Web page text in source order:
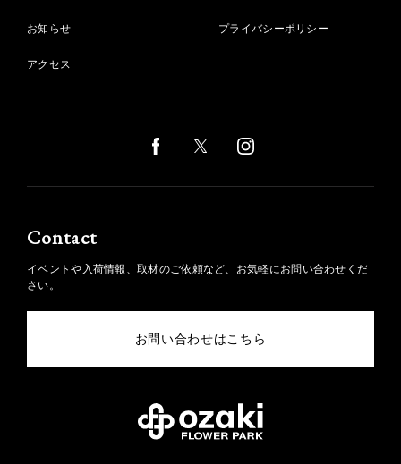
お知らせ
アクセス
プライバシーポリシー
Contact
イベントや入荷情報、取材のご依頼など、お気軽にお問い合わせくだ
さい。
お問い合わせはこちら